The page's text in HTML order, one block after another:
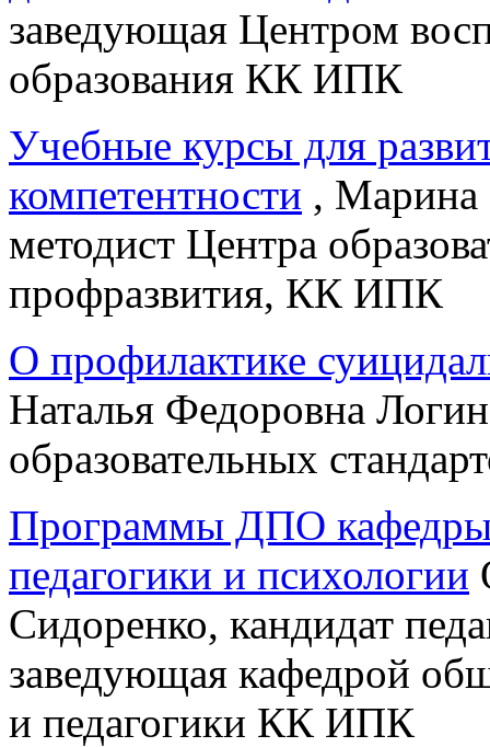
заведующая Центром
образования КК ИПК
Учебные курсы для
компетентности , Марина
методист Центра
профразвития, КК ИПК
О профилактике
Наталья Федоровна
образовательных
Программы ДПО
педагогики и психологии
Сидоренко, кандидат
заведующая кафедрой
и педагогики КК ИПК